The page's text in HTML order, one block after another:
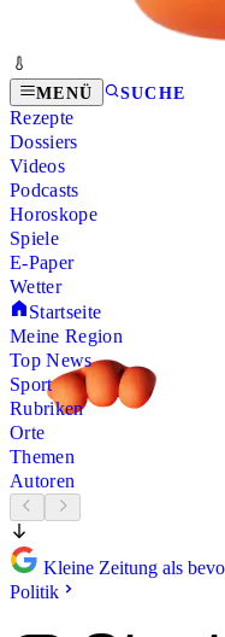
MENÜ SUCHE
Rezepte
Dossiers
Videos
Podcasts
Horoskope
Spiele
E-Paper
Wetter
Startseite
Meine Region
Top News
Sport
Rubriken
Orte
Themen
Autoren
Kleine Zeitung als
Politik